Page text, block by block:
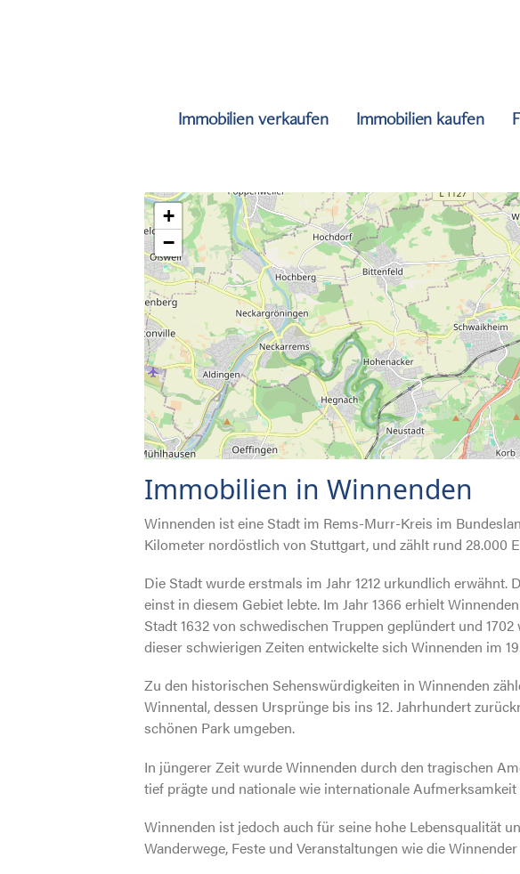
Immobilien verkaufen Immobilien kaufen
+
−
Immobilien in Winnenden
Winnenden ist eine Stadt im Rems-Murr-Kreis im
Kilometer nordöstlich von Stuttgart, und zählt rund 28.000
Die Stadt wurde erstmals im Jahr 1212 urkundlich
einst in diesem Gebiet lebte. Im Jahr 1366 erhielt
Stadt 1632 von schwedischen Truppen geplündert und
dieser schwierigen Zeiten entwickelte sich Winnenden im
Zu den historischen Sehenswürdigkeiten in Winnenden
Winnental, dessen Ursprünge bis ins 12. Jahrhundert
schönen Park umgeben.
In jüngerer Zeit wurde Winnenden durch den tragischen
tief prägte und nationale wie internationale Aufmerksamkeit
Winnenden ist jedoch auch für seine hohe Lebensqualität
Wanderwege, Feste und Veranstaltungen wie die